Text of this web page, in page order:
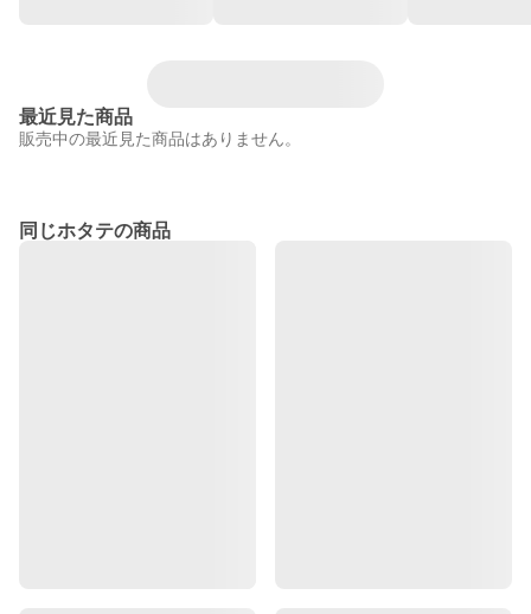
最近見た商品
販売中の最近見た商品はありません。
同じホタテの商品